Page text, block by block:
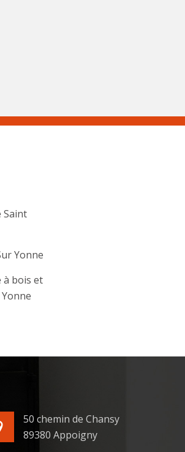
Saint
Yonne
à bois et
50 chemin de Chansy
89380 Appoigny